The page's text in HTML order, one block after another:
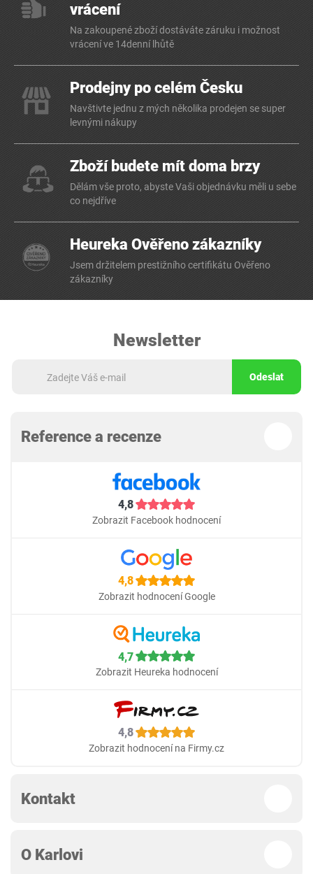
vrácení
Na zakoupené zboží dostáváte záruku i možnost
vrácení ve 14denní lhůtě
Prodejny po celém Česku
Navštivte jednu z mých několika prodejen se super
levnými nákupy
Zboží budete mít doma brzy
Dělám vše proto, abyste Vaši objednávku měli u sebe
co nejdříve
Heureka Ověřeno zákazníky
Jsem držitelem prestižního certifikátu Ověřeno
zákazníky
Newsletter
Odeslat
Reference a recenze
4,8
Zobrazit Facebook hodnocení
4,8
Zobrazit hodnocení Google
4,7
Zobrazit Heureka hodnocení
4,8
Zobrazit hodnocení na Firmy.cz
Kontakt
O Karlovi